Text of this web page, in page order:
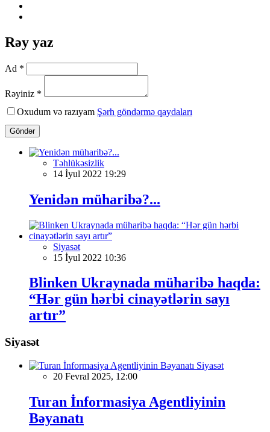
Rəy yaz
Ad *
Rəyiniz *
Oxudum və razıyam Şərh göndərmə qaydaları
Göndər
Təhlükəsizlik
14 İyul 2022 19:29
Yenidən müharibə?...
Siyasət
15 İyul 2022 10:36
Blinken Ukraynada müharibə haqda:
“Hər gün hərbi cinayətlərin sayı
artır”
Siyasət
Siyasət
20 Fevral 2025, 12:00
Turan İnformasiya Agentliyinin
Bəyanatı